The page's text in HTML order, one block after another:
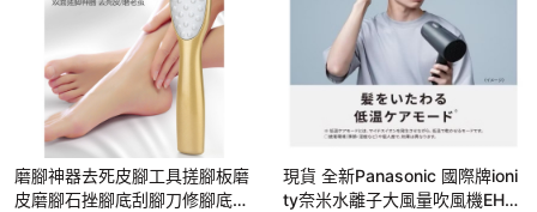
磨腳神器去死皮腳工具搓腳板磨
皮磨腳石挫腳底刮腳刀修腳底腳
現貨 全新Panasonic 國際牌ioni
ty奈米水離子大風量吹風機EH-